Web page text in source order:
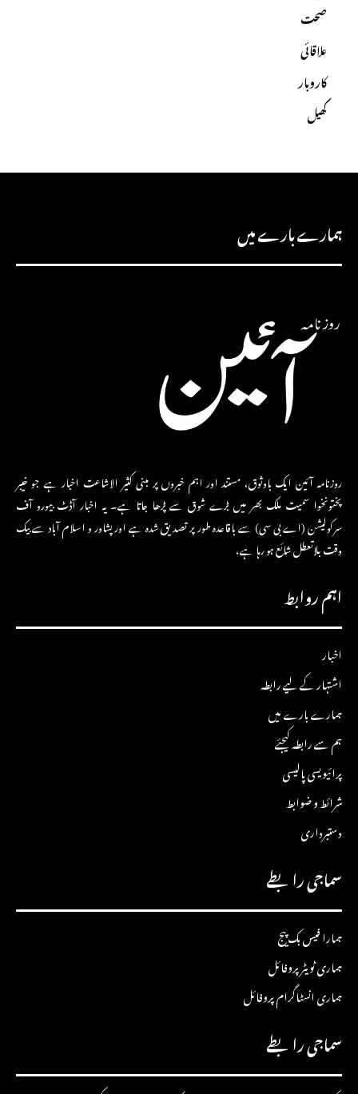
صحت
علاقائی
کاروبار
کھیل
ہمارے بارے میں
روزنامہ آئین ایک باوثوق، مستند اور اہم خبروں پر مبنی کثیر الاشاعت اخبار ہے جو خیبر
پختونخوا سمیت ملک بھر میں بڑے شوق سے پڑھا جاتا ہے۔ یہ اخبار آڈٹ بیورو آف
سرکولیشن (اے بی سی) سے باقاعدہ طور پر تصدیق شدہ ہے اور پشاور و اسلام آباد سے بیک
وقت بلاتعطل شائع ہو رہا ہے،
اہم روابط
اخبار
اشتہار کے لیے رابطہ
ہمارے بارے میں
ہم سے رابطہ کیجئے
پرائیویسی پالیسی
شرائط و ضوابط
دستبرداری
سماجی رابطے
ہمارا فیس بک پیج
ہماری ٹویٹر پروفائل
ہماری انسٹاگرام پروفائل
سماجی رابطے